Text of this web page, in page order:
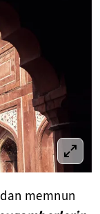
memnun